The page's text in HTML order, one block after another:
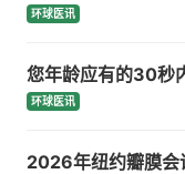
环球医讯
您年龄应有的30秒
环球医讯
2026年纽约瓣膜会